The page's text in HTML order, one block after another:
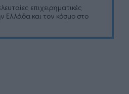
επιχειρηματικές
Ελλάδα και τον κόσμο στο